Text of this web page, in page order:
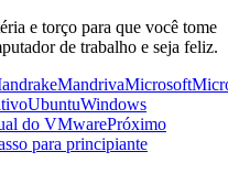
e torço para que você tome
de trabalho e seja feliz.
MandrivaMicrosoft
UbuntuWindows
do VMwarePróximo
para principiante